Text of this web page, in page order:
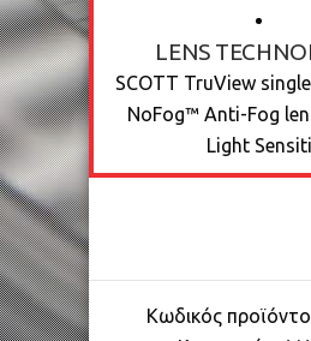
LENS
SCOTT TruView
NoFog™ Anti-Fog
Light
Κωδικός